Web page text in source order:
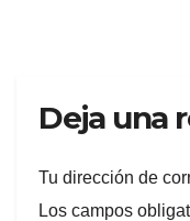
Deja una
Tu dirección de
Los campos